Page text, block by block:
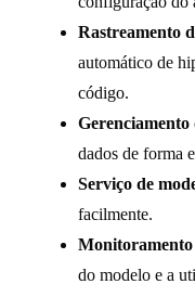
Rastreamento
automático de
código.
Gerenciamento
dados de forma
Serviço de
facilmente.
Monitoramento
do modelo e a